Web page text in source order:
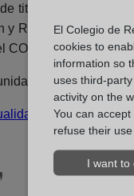
titulares reales
y Resiliencia del
a través
de presenciar
espacio-
El Colegio de
cookies to
information so
uses third-
activity on the
You can
refuse their
I want to